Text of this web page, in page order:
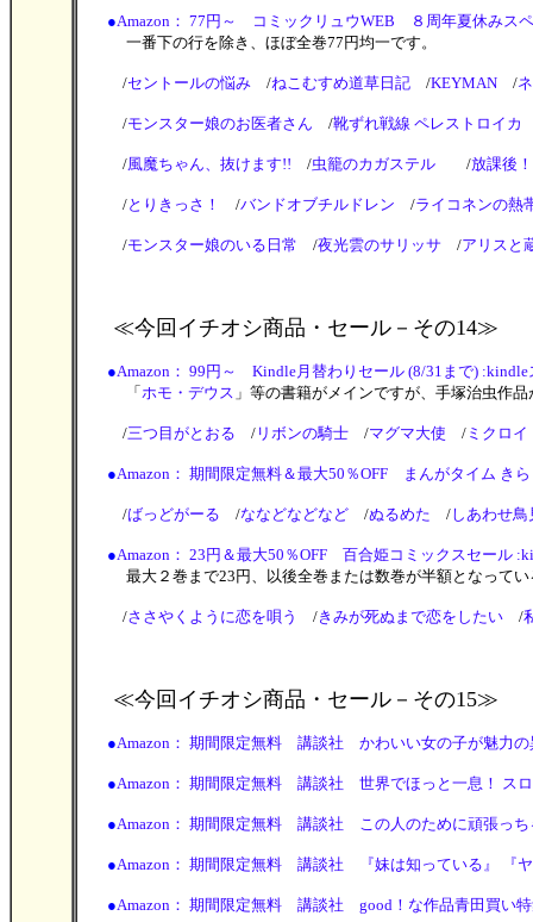
●Amazon： 77円～ コミックリュウWEB ８周年夏休みス
一番下の行を除き、ほぼ全巻77円均一です。
/セントールの悩み /ねこむすめ道草日記 /KEYMAN /
/モンスター娘のお医者さん /靴ずれ戦線 ペレストロイカ
/風魔ちゃん、抜けます!! /虫籠のカガステル /放課後
/とりきっさ！ /バンドオブチルドレン /ライコネンの熱
/モンスター娘のいる日常 /夜光雲のサリッサ /アリスと
≪今回イチオシ商品・セール －その14≫
●Amazon： 99円～ Kindle月替わりセール (8/31まで) :kindle
「 ホモ・デウス 」等の書籍がメインですが、手塚治虫作
/三つ目がとおる / リボンの騎士 /マグマ大使 / ミクロイ
●Amazon： 期間限定無料＆最大50％OFF まんがタイム き
/ばっどがーる /ななどなどなど /ぬるめた /しあわせ鳥
●Amazon： 23円＆最大50％OFF 百合姫コミックスセール
最大２巻まで23円、以後全巻または数巻が半額となってい
/ささやくように恋を唄う /きみが死ぬまで恋をしたい /
≪今回イチオシ商品・セール －その15≫
●Amazon： 期間限定無料 講談社 かわいい女の子が魅力の
●Amazon： 期間限定無料 講談社 世界でほっと一息！ ス
●Amazon： 期間限定無料 講談社 この人のために頑張っち
●Amazon： 期間限定無料 講談社 『妹は知っている』 『
●Amazon： 期間限定無料 講談社 good！な作品青田買い特